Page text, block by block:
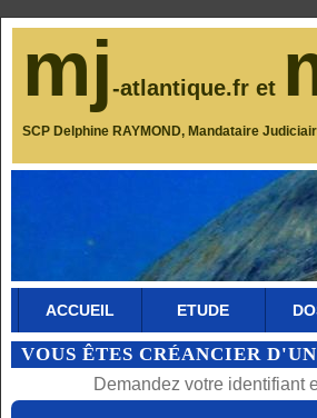
mj-atlantique.fr et
SCP Delphine RAYMOND, Mandataire
ACCUEIL ETUDE
VOUS ÊTES CRÉANCIER
Demandez votre identifiant